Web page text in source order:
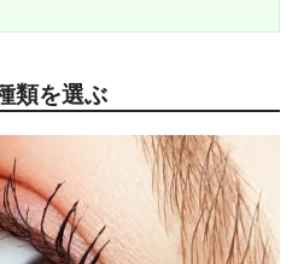
類を選ぶ